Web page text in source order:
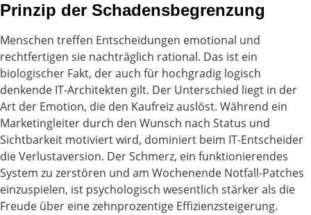
Prinzip der Schadensbegrenzung
Menschen treffen Entscheidungen emotional und
rechtfertigen sie nachträglich rational. Das ist ein
biologischer Fakt, der auch für hochgradig logisch
denkende IT-Architekten gilt. Der Unterschied liegt in der
Art der Emotion, die den Kaufreiz auslöst. Während ein
Marketingleiter durch den Wunsch nach Status und
Sichtbarkeit motiviert wird, dominiert beim IT-Entscheider
die Verlustaversion. Der Schmerz, ein funktionierendes
System zu zerstören und am Wochenende Notfall-Patches
einzuspielen, ist psychologisch wesentlich stärker als die
Freude über eine zehnprozentige Effizienzsteigerung.